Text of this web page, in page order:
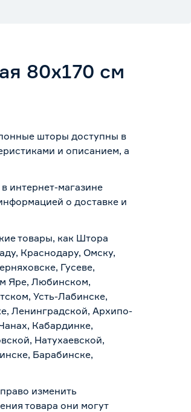
80х170 см
шторы доступны в
и описанием, а
интернет-магазине
о доставке и
товары, как Штора
Краснодару, Омску,
Гусеве,
Яре, Любинском,
Усть-Лабинске,
Ленинградской, Архипо-
Кабардинке,
Натухаевской,
Барабинске,
изменить
товара они могут